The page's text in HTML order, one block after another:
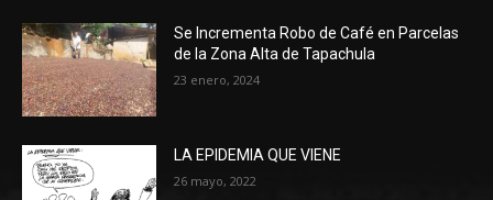
Se Incrementa Robo de Café en Parcelas
de la Zona Alta de Tapachula
23 enero, 2024
LA EPIDEMIA QUE VIENE
26 mayo, 2022